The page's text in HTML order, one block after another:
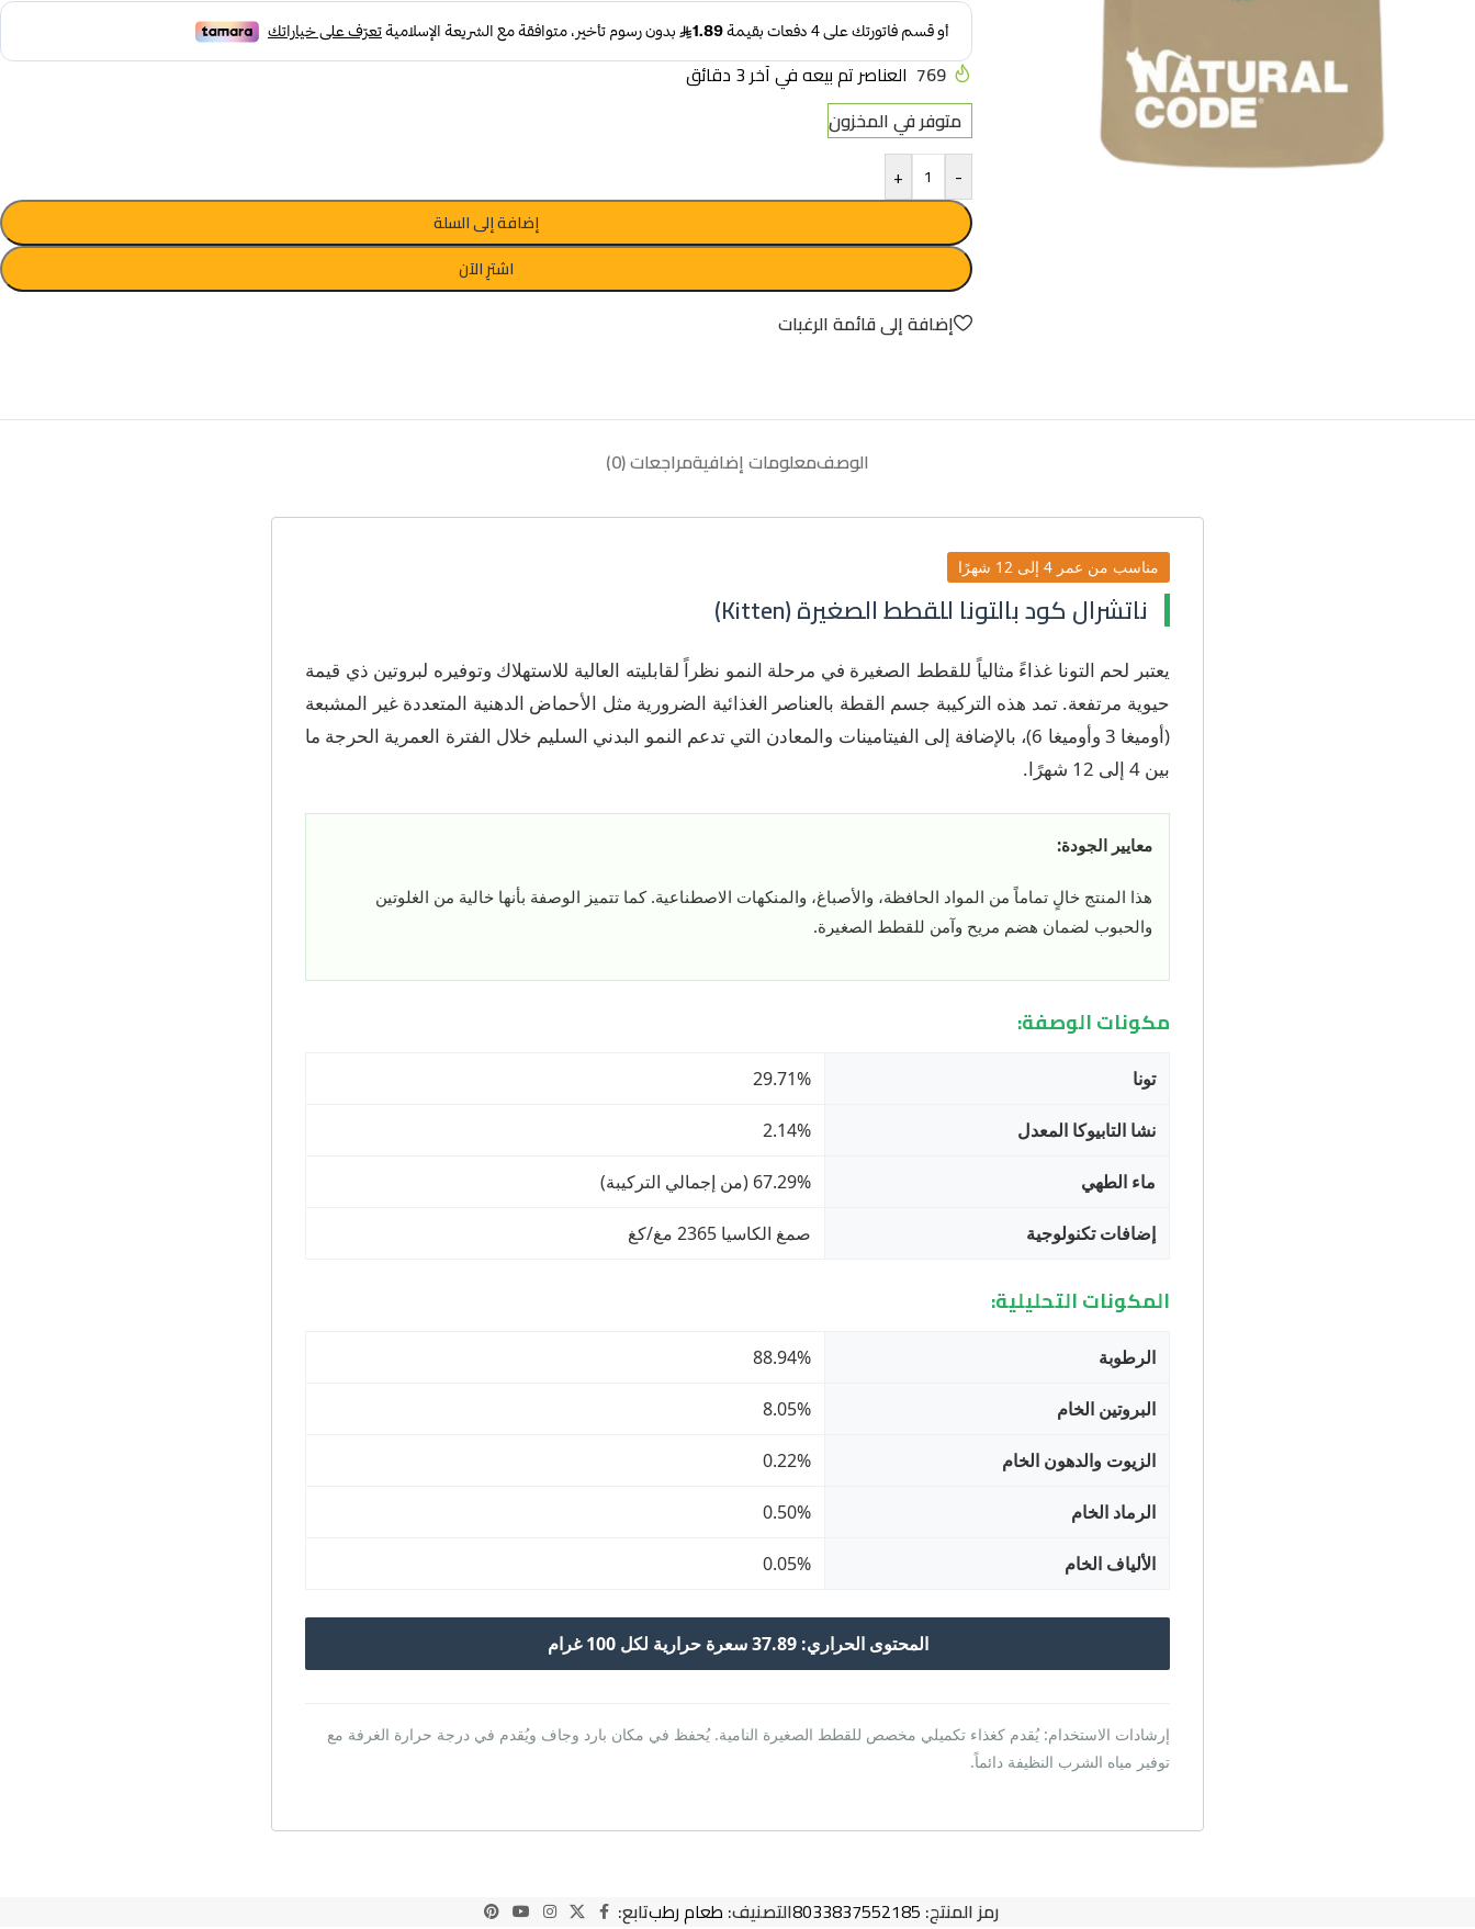
769 العناصر تم بيعه في آخر 3 دقائق
متوفر في المخزون
-
+
إضافة إلى السلة
اشترِ الآن
إضافة إلى قائمة الرغبات
الوصفمعلومات إضافيةمراجعات (0)
مناسب من عمر 4 إلى 12 شهرًا
ناتشرال كود بالتونا للقطط الصغيرة (Kitten)
يعتبر لحم التونا غذاءً مثالياً للقطط الصغيرة في مرحلة النمو نظراً لقابليته العالية للاستهلاك وتوفيره لبروتين ذي قيمة
حيوية مرتفعة. تمد هذه التركيبة جسم القطة بالعناصر الغذائية الضرورية مثل الأحماض الدهنية المتعددة غير المشبعة
(أوميغا 3 وأوميغا 6)، بالإضافة إلى الفيتامينات والمعادن التي تدعم النمو البدني السليم خلال الفترة العمرية الحرجة ما
بين 4 إلى 12 شهرًا.
معايير الجودة:
هذا المنتج خالٍ تماماً من المواد الحافظة، والأصباغ، والمنكهات الاصطناعية. كما تتميز الوصفة بأنها خالية من الغلوتين
والحبوب لضمان هضم مريح وآمن للقطط الصغيرة.
مكونات الوصفة:
تونا 29.71%
نشا التابيوكا المعدل 2.14%
ماء الطهي 67.29% (من إجمالي التركيبة)
إضافات تكنولوجية صمغ الكاسيا 2365 مغ/كغ
المكونات التحليلية:
الرطوبة 88.94%
البروتين الخام 8.05%
الزيوت والدهون الخام 0.22%
الرماد الخام 0.50%
الألياف الخام 0.05%
المحتوى الحراري: 37.89 سعرة حرارية لكل 100 غرام
إرشادات الاستخدام: يُقدم كغذاء تكميلي مخصص للقطط الصغيرة النامية. يُحفظ في مكان بارد وجاف ويُقدم في درجة حرارة الغرفة مع
توفير مياه الشرب النظيفة دائماً.
رمز المنتج: 8033837552185التصنيف: طعام رطبتابع: